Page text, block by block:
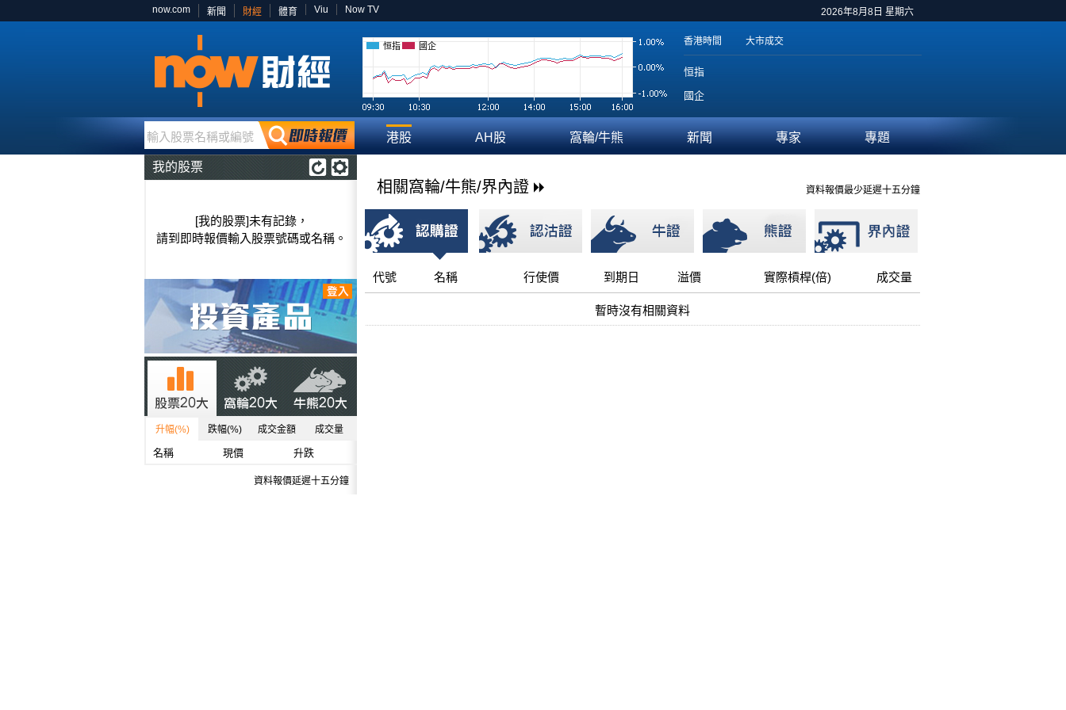
2026年8月8日 星期六
now.com 新聞 財經 體育 Viu Now TV
恒指 國企 香港時間 大市成交
恒指
國企
輸入股票名稱或編號 港股 AH股 窩輪/牛熊 新聞 專家 專題
我的股票
[我的股票]未有記錄，
請到即時報價輸入股票號碼或名稱。
升幅(%) 跌幅(%) 成交金額 成交量
名稱 現價 升跌
資料報價延遲十五分鐘
資料報價最少延遲十五分鐘
相關窩輪/牛熊/界內證
代號 名稱 行使價 到期日 溢價 實際槓桿(倍) 成交量
暫時沒有相關資料